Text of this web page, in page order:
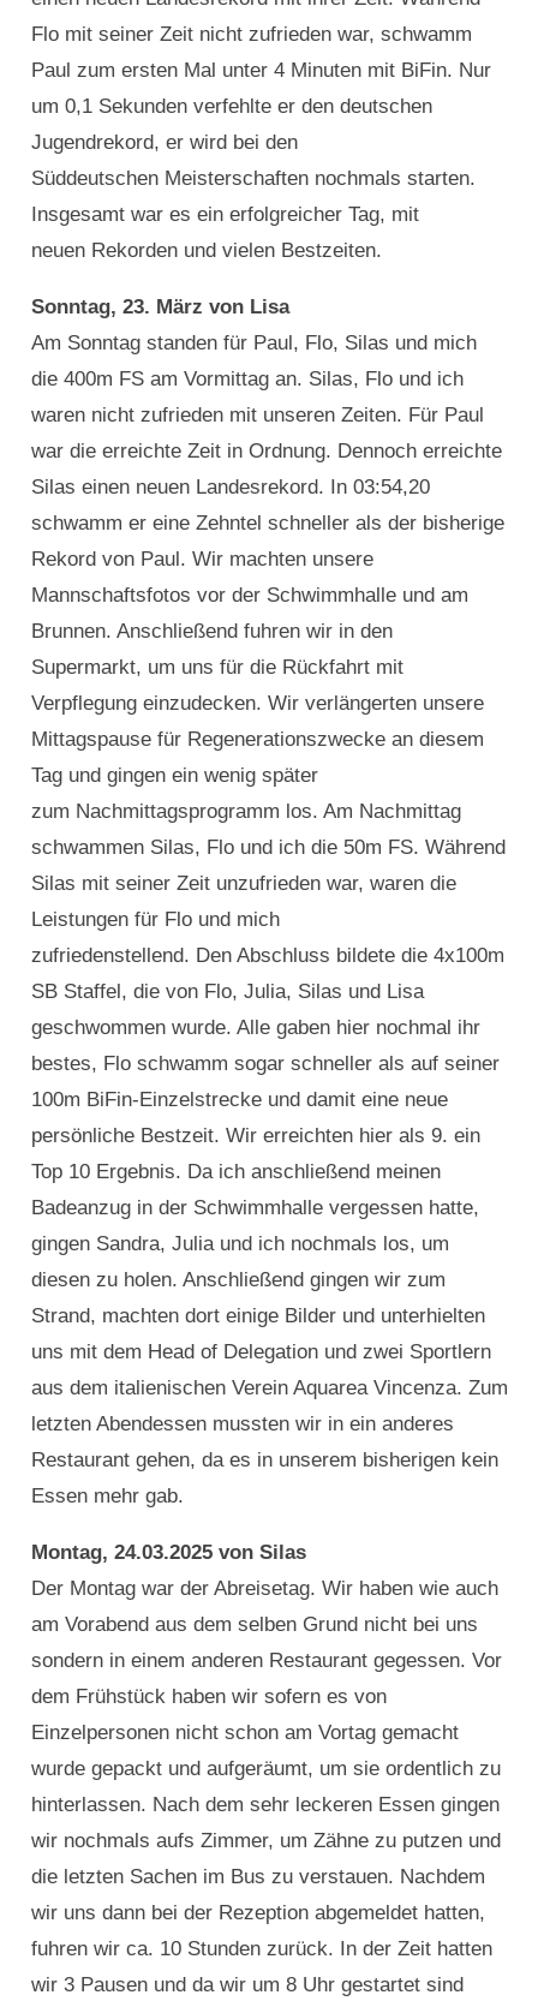
Flo mit seiner Zeit nicht zufrieden war, schwamm
Paul zum ersten Mal unter 4 Minuten mit BiFin. Nur
um 0,1 Sekunden verfehlte er den deutschen
Jugendrekord, er wird bei den
Süddeutschen Meisterschaften nochmals starten.
Insgesamt war es ein erfolgreicher Tag, mit
neuen Rekorden und vielen Bestzeiten.
Sonntag, 23. März von Lisa
Am Sonntag standen für Paul, Flo, Silas und mich
die 400m FS am Vormittag an. Silas, Flo und ich
waren nicht zufrieden mit unseren Zeiten. Für Paul
war die erreichte Zeit in Ordnung. Dennoch erreichte
Silas einen neuen Landesrekord. In 03:54,20
schwamm er eine Zehntel schneller als der bisherige
Rekord von Paul. Wir machten unsere
Mannschaftsfotos vor der Schwimmhalle und am
Brunnen. Anschließend fuhren wir in den
Supermarkt, um uns für die Rückfahrt mit
Verpflegung einzudecken. Wir verlängerten unsere
Mittagspause für Regenerationszwecke an diesem
Tag und gingen ein wenig später
zum Nachmittagsprogramm los. Am Nachmittag
schwammen Silas, Flo und ich die 50m FS. Während
Silas mit seiner Zeit unzufrieden war, waren die
Leistungen für Flo und mich
zufriedenstellend. Den Abschluss bildete die 4x100m
SB Staffel, die von Flo, Julia, Silas und Lisa
geschwommen wurde. Alle gaben hier nochmal ihr
bestes, Flo schwamm sogar schneller als auf seiner
100m BiFin-Einzelstrecke und damit eine neue
persönliche Bestzeit. Wir erreichten hier als 9. ein
Top 10 Ergebnis. Da ich anschließend meinen
Badeanzug in der Schwimmhalle vergessen hatte,
gingen Sandra, Julia und ich nochmals los, um
diesen zu holen. Anschließend gingen wir zum
Strand, machten dort einige Bilder und unterhielten
uns mit dem Head of Delegation und zwei Sportlern
aus dem italienischen Verein Aquarea Vincenza. Zum
letzten Abendessen mussten wir in ein anderes
Restaurant gehen, da es in unserem bisherigen kein
Essen mehr gab.
Montag, 24.03.2025 von Silas
Der Montag war der Abreisetag. Wir haben wie auch
am Vorabend aus dem selben Grund nicht bei uns
sondern in einem anderen Restaurant gegessen. Vor
dem Frühstück haben wir sofern es von
Einzelpersonen nicht schon am Vortag gemacht
wurde gepackt und aufgeräumt, um sie ordentlich zu
hinterlassen. Nach dem sehr leckeren Essen gingen
wir nochmals aufs Zimmer, um Zähne zu putzen und
die letzten Sachen im Bus zu verstauen. Nachdem
wir uns dann bei der Rezeption abgemeldet hatten,
fuhren wir ca. 10 Stunden zurück. In der Zeit hatten
wir 3 Pausen und da wir um 8 Uhr gestartet sind